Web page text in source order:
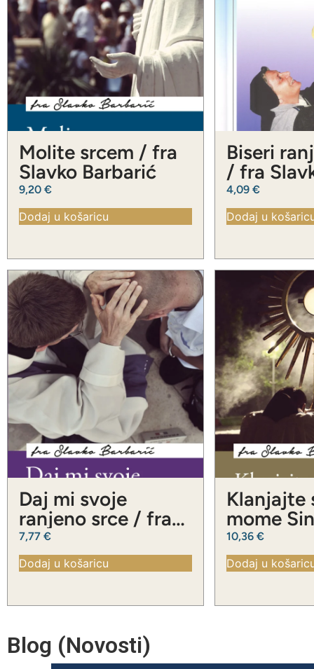
Molite srcem / fra
Slavko Barbarić
9,20 €
Dodaj u košaricu
Biseri
/ fra
Barbarić
4,09 €
Dodaj u
Daj mi svoje
ranjeno srce / fra
Slavko Barbarić
7,77 €
Dodaj u košaricu
Klanjajte
mome
Slavko
10,36 €
Dodaj u
Blog (Novosti)